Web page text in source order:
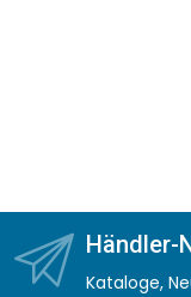
Händler-
Kataloge,